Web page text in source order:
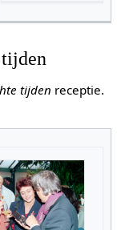
tijden receptie.